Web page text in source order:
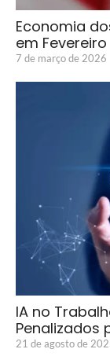
Economia
em Fevereiro
7 de março de 2026
IA no
Penalizados
21 de agosto de